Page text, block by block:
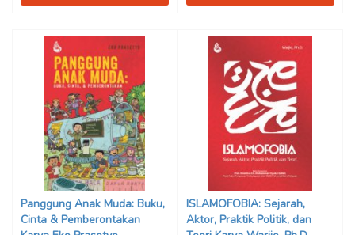
Panggung Anak Muda: Buku,
Cinta & Pemberontakan
ISLAMOFOBIA: Sejarah,
Aktor, Praktik Politik, dan